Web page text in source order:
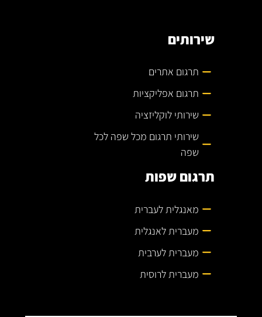
שירותים
תרגום אתרים
תרגום אפליקציות
שירותי לוקליזציה
שירותי תרגום מכל שפה לכל
שפה
תרגום שפות
מאנגלית לעברית
מעברית לאנגלית
מעברית לערבית
מעברית לרוסית